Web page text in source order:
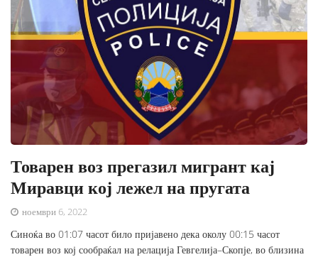
Товарен воз прегазил мигрант кај
Миравци кој лежел на пругата
ноември 6, 2022
Синоќа во 01:07 часот било пријавено дека околу 00:15 часот
товарен воз кој сообраќал на релација Гевгелија–Скопје, во близина